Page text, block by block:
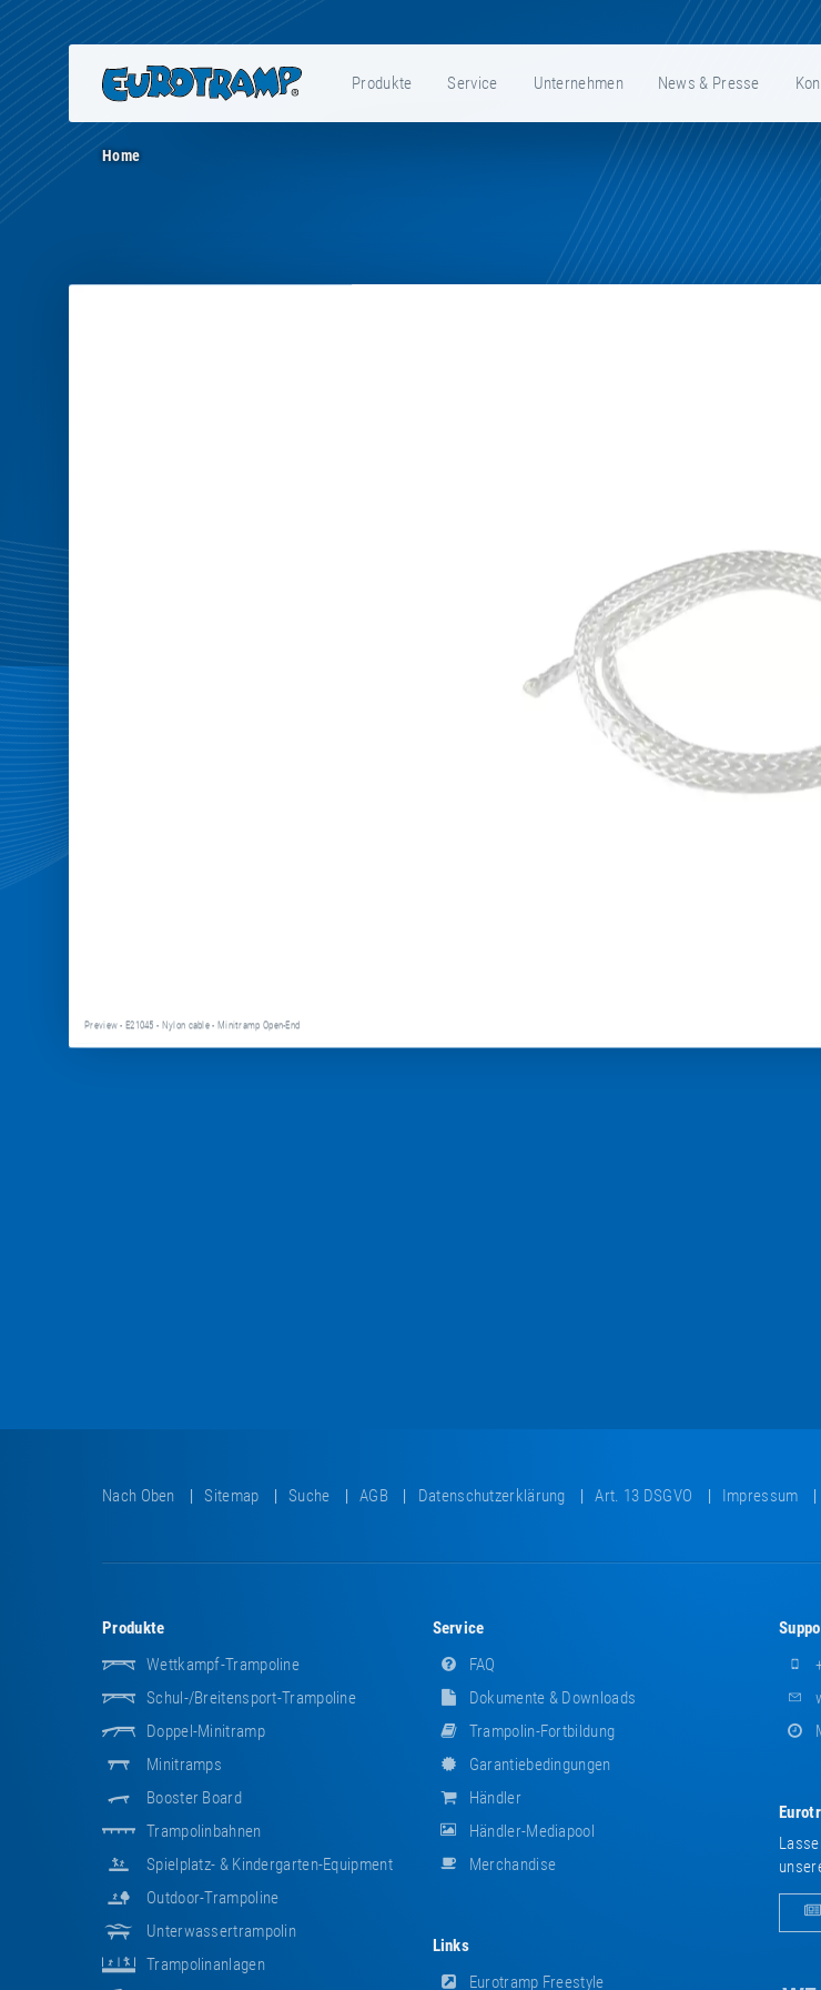
Produkte Service Unternehmen News & Presse
Home
Preview - E21045 - Nylon cable - Minitramp Open-End
Nach Oben Sitemap Suche AGB Datenschutzerklärung Art. 13 DSGVO Impressum
Produkte
Wettkampf-Trampoline
Schul-/Breitensport-Trampoline
Doppel-Minitramp
Minitramps
Booster Board
Trampolinbahnen
Spielplatz- & Kindergarten-Equipment
Outdoor-Trampoline
Unterwassertrampolin
Trampolinanlagen
Service
FAQ
Dokumente & Downloads
Trampolin-Fortbildung
Garantiebedingungen
Händler
Händler-Mediapool
Merchandise
Links
Eurotramp Freestyle